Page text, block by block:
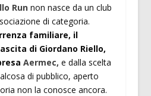
Runnon nasce da un club
di categoria.
familiare, il
di Giordano Riello,
Aermec, e dalla scelta
di pubblico, aperto
non la conosce ancora.